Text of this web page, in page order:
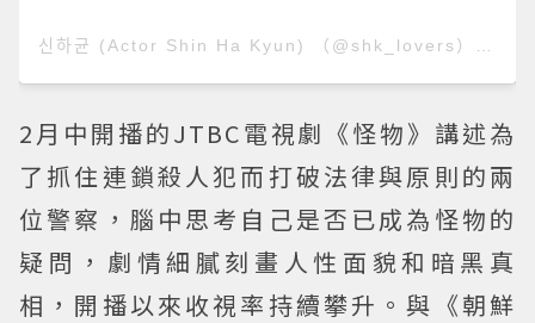
2月中開播的JTBC電視劇《怪物》講述為
了抓住連鎖殺人犯而打破法律與原則的兩
位警察，腦中思考自己是否已成為怪物的
疑問，劇情細膩刻畫人性面貌和暗黑真
相，開播以來收視率持續攀升。與《朝鮮